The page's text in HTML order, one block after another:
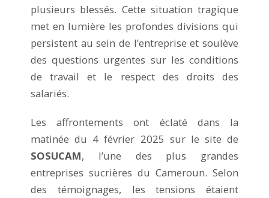
plusieurs blessés. Cette situation tragique
met en lumière les profondes divisions qui
persistent au sein de l’entreprise et soulève
des questions urgentes sur les conditions
de travail et le respect des droits des
salariés.
Les affrontements ont éclaté dans la
matinée du 4 février 2025 sur le site de
SOSUCAM, l’une des plus grandes
entreprises sucrières du Cameroun. Selon
des témoignages, les tensions étaient